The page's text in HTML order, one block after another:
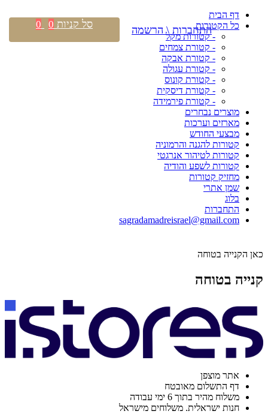
דף הבית
כל הקטורות
- קטורות מקל
- קטורת צמחים
- קטורת אבקה
- קטורת עגולה
- קטורת קונוס
- קטורת דיסקית
- קטורת פירמידה
מוצרים נבחרים
מארזים וערכות
מבצעי החודש
קטורות להגנה והרמוניה
קטורות לטיהור אנרגטי
קטורות לשפע והודיה
מחזיק קטורות
שמן אתרי
בלוג
התחברות
sagradamadreisrael@gmail.com
כאן הקנייה בטוחה
קנייה בטוחה
אתר מוצפן
דף התשלום מאובטח
משלוח מהיר בתוך 6 ימי עבודה
חנות ישראלית. משלוחים מישראל
התחברות \ הרשמה סל קניות 0
0